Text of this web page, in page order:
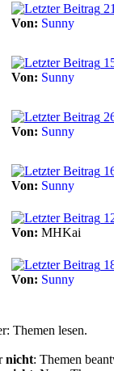
Von: Sunny
Von: Sunny
Von: Sunny
Von: Sunny
Von: MHKai
Von: Sunny
Themen lesen.
nicht: Themen